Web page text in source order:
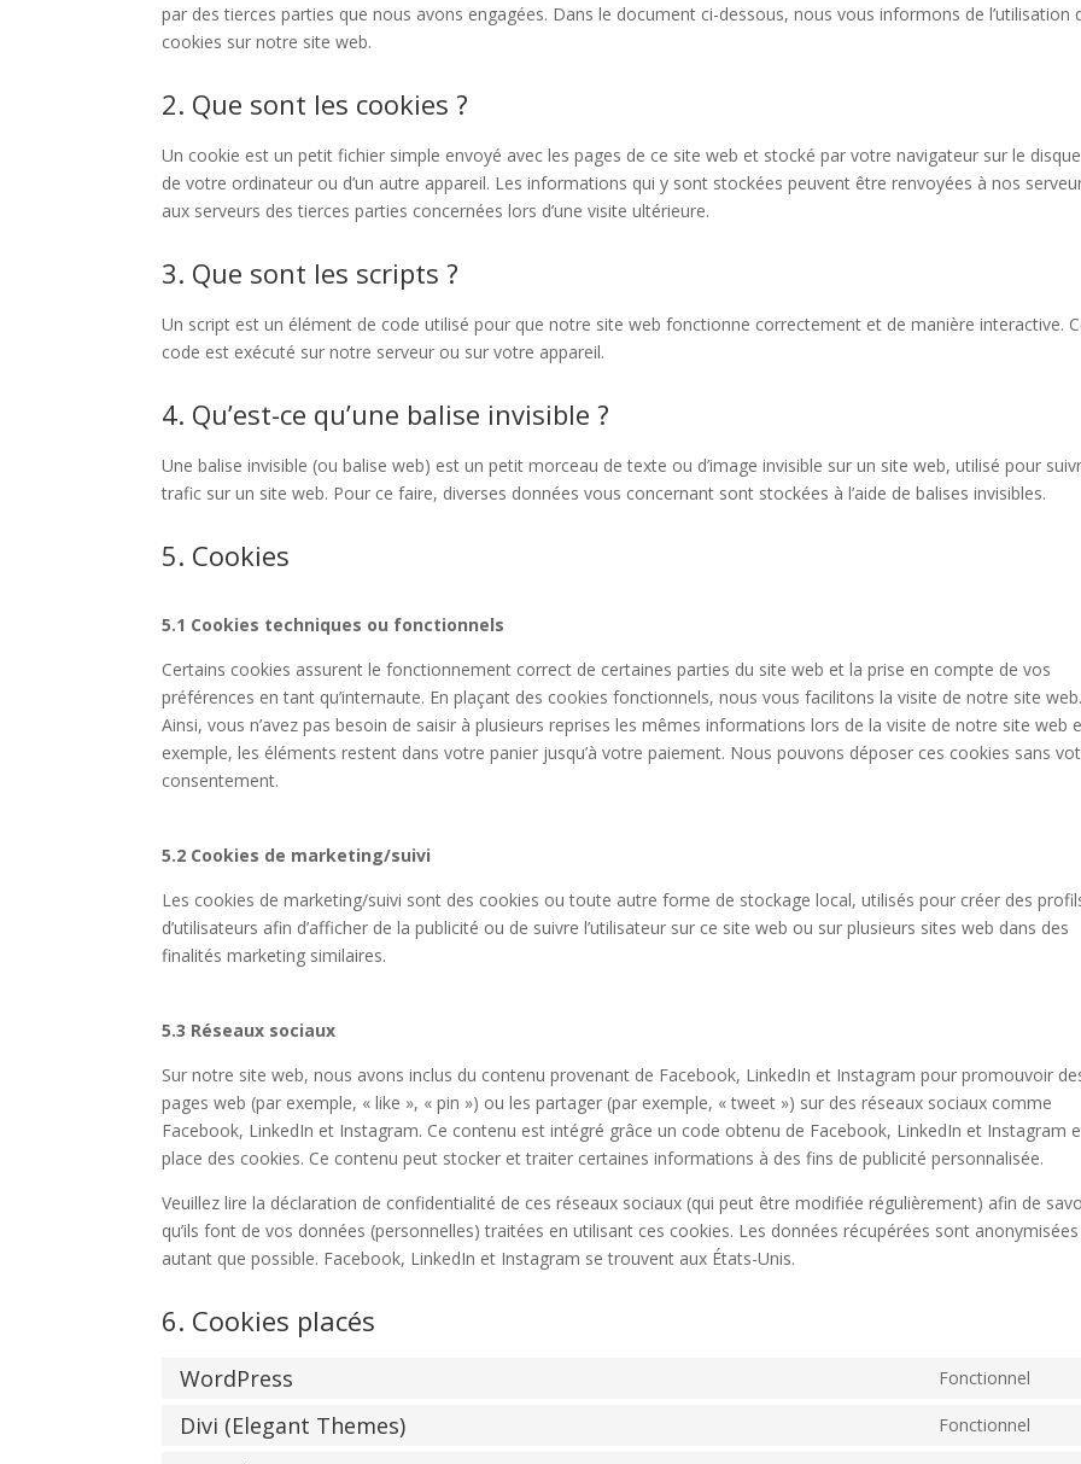
par des tierces parties que nous avons engagées. Dans le document ci-dessous, nous vous informons de l’utilisation
cookies sur notre site web.
2. Que sont les cookies ?
Un cookie est un petit fichier simple envoyé avec les pages de ce site web et stocké par votre navigateur sur le
de votre ordinateur ou d’un autre appareil. Les informations qui y sont stockées peuvent être renvoyées à nos
aux serveurs des tierces parties concernées lors d’une visite ultérieure.
3. Que sont les scripts ?
Un script est un élément de code utilisé pour que notre site web fonctionne correctement et de manière interactive.
code est exécuté sur notre serveur ou sur votre appareil.
4. Qu’est-ce qu’une balise invisible ?
Une balise invisible (ou balise web) est un petit morceau de texte ou d’image invisible sur un site web, utilisé pour
trafic sur un site web. Pour ce faire, diverses données vous concernant sont stockées à l’aide de balises invisibles.
5. Cookies
5.1 Cookies techniques ou fonctionnels
Certains cookies assurent le fonctionnement correct de certaines parties du site web et la prise en compte de vos
préférences en tant qu’internaute. En plaçant des cookies fonctionnels, nous vous facilitons la visite de notre site web.
Ainsi, vous n’avez pas besoin de saisir à plusieurs reprises les mêmes informations lors de la visite de notre site web
exemple, les éléments restent dans votre panier jusqu’à votre paiement. Nous pouvons déposer ces cookies sans
consentement.
5.2 Cookies de marketing/suivi
Les cookies de marketing/suivi sont des cookies ou toute autre forme de stockage local, utilisés pour créer des
d’utilisateurs afin d’afficher de la publicité ou de suivre l’utilisateur sur ce site web ou sur plusieurs sites web dans des
finalités marketing similaires.
5.3 Réseaux sociaux
Sur notre site web, nous avons inclus du contenu provenant de Facebook, LinkedIn et Instagram pour promouvoir
pages web (par exemple, « like », « pin ») ou les partager (par exemple, « tweet ») sur des réseaux sociaux comme
Facebook, LinkedIn et Instagram. Ce contenu est intégré grâce un code obtenu de Facebook, LinkedIn et Instagram
place des cookies. Ce contenu peut stocker et traiter certaines informations à des fins de publicité personnalisée.
Veuillez lire la déclaration de confidentialité de ces réseaux sociaux (qui peut être modifiée régulièrement) afin de
qu’ils font de vos données (personnelles) traitées en utilisant ces cookies. Les données récupérées sont anonymisées
autant que possible. Facebook, LinkedIn et Instagram se trouvent aux États-Unis.
6. Cookies placés
WordPress Fonctionnel
Divi (Elegant Themes) Fonctionnel